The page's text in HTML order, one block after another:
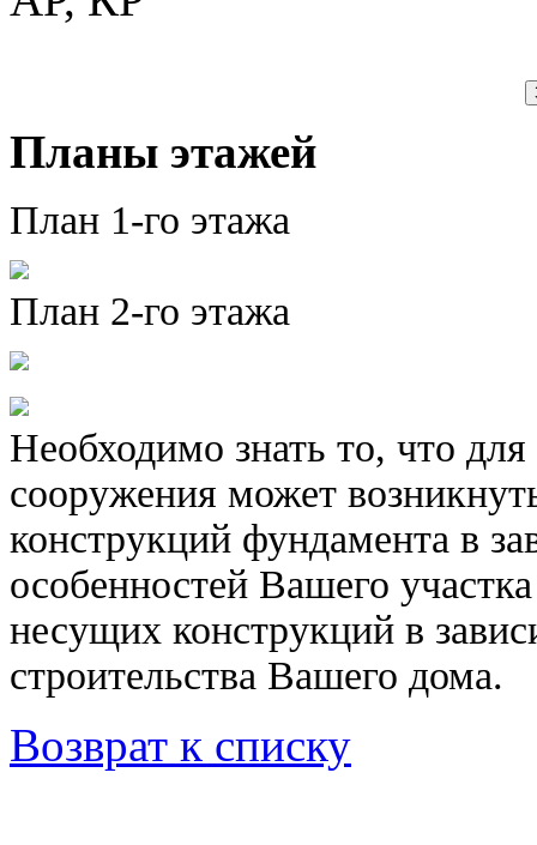
Планы этажей
План 1-го этажа
План 2-го этажа
Необходимо знать то, что
сооружения может
конструкций фундамента в
особенностей Вашего
несущих конструкций в
строительства Вашего дома.
Возврат к списку